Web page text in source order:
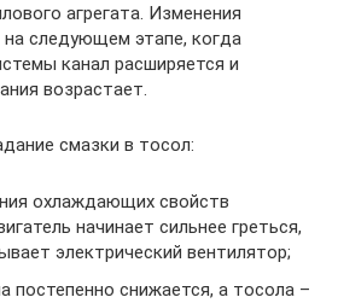
агрегата. Изменения
следующем этапе, когда
канал расширяется и
возрастает.
смазки в тосол:
охлаждающих свойств
начинает сильнее греться,
электрический вентилятор;
постепенно снижается, а тосола –